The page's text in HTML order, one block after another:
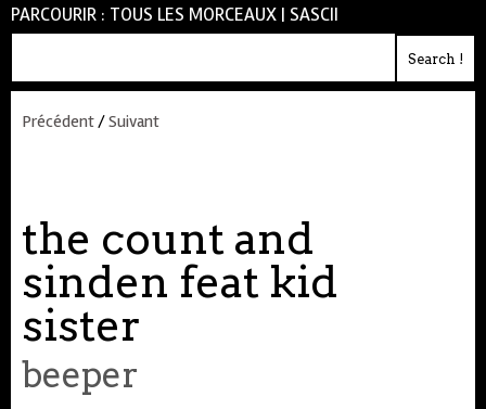
PARCOURIR : TOUS LES MORCEAUX | SASCII
Précédent/Suivant
the count and
sinden feat kid
sister
beeper